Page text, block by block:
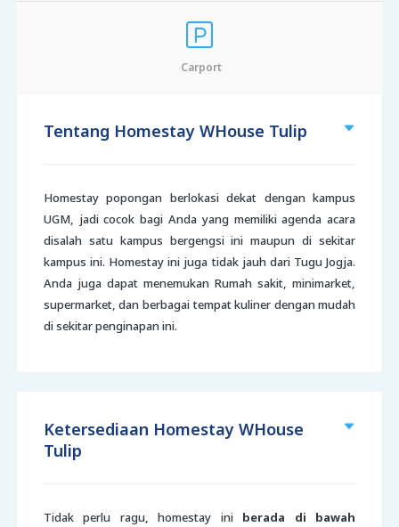
Carport
Tentang Homestay WHouse Tulip
Homestay popongan berlokasi dekat dengan kampus
UGM, jadi cocok bagi Anda yang memiliki agenda acara
disalah satu kampus bergengsi ini maupun di sekitar
kampus ini. Homestay ini juga tidak jauh dari Tugu Jogja.
Anda juga dapat menemukan Rumah sakit, minimarket,
supermarket, dan berbagai tempat kuliner dengan mudah
di sekitar penginapan ini.
Ketersediaan Homestay WHouse
Tulip
Tidak perlu ragu, homestay ini berada di bawah